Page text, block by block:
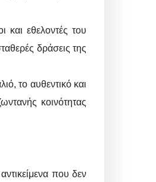
και εθελοντές του
δράσεις της
το αυθεντικό και
κοινότητας
που δεν